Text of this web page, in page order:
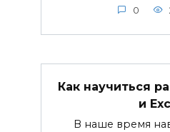
0
Как научиться
и
В наше время